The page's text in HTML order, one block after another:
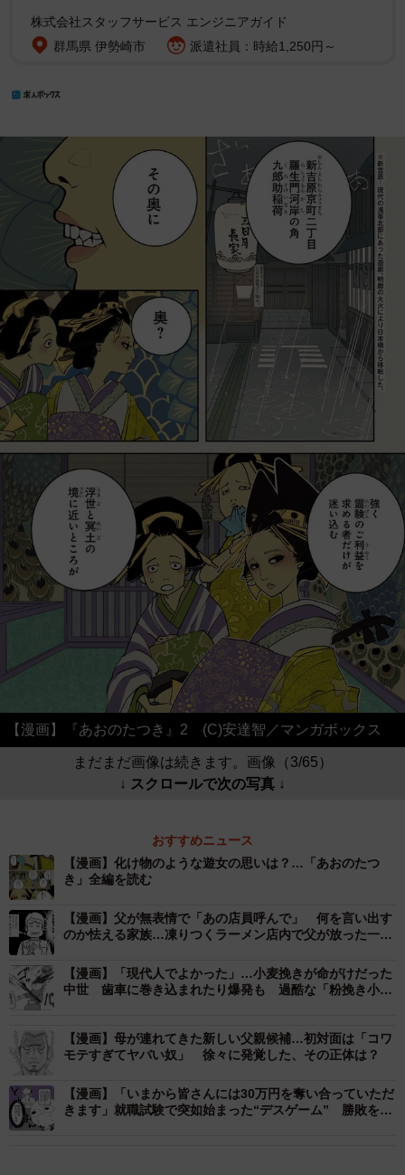
株式会社スタッフサービス エンジニアガイド
群馬県 伊勢崎市
派遣社員：時給1,250円～
【漫画】『あおのたつき』2 (C)安達智／マンガボックス
まだまだ画像は続きます。画像（3/65）
↓ スクロールで次の写真 ↓
おすすめニュース
【漫画】化け物のような遊女の思いは？…「あおのたつ
き」全編を読む
【漫画】父が無表情で「あの店員呼んで」 何を言い出す
のか怯える家族…凍りつくラーメン店内で父が放った一言
【漫画】「現代人でよかった」…小麦挽きが命がけだった
中世 歯車に巻き込まれたり爆発も 過酷な「粉挽き小
【漫画】母が連れてきた新しい父親候補…初対面は「コワ
モテすぎてヤバい奴」 徐々に発覚した、その正体は？
【漫画】「いまから皆さんには30万円を奪い合っていただ
きます」就職試験で突如始まった“デスゲーム” 勝敗を分